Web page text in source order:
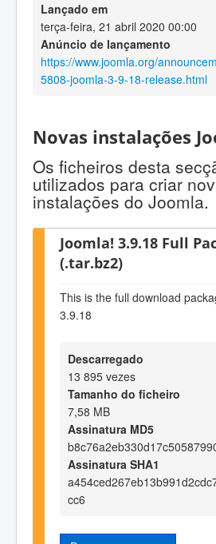
Lançado em
terça-feira, 21 abril 2020 00:00
Anúncio de lançamento
https://www.joomla.org/
5808-joomla-3-9-18-release.html
Novas instalações
Os ficheiros desta
utilizados para criar
instalações do Joomla.
Joomla! 3.9.18 Full
(.tar.bz2)
This is the full download
3.9.18
Descarregado
13 895 vezes
Tamanho do ficheiro
7,58 MB
Assinatura MD5
Assinatura SHA1
cc6